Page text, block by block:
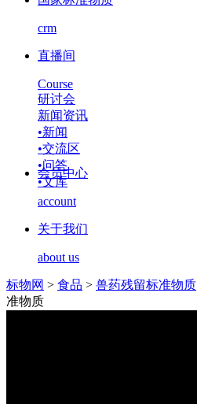
crm
直播间
Course
研讨会
新闻资讯
•新闻
•交流区
•问答
•文库
会员中心
account
关于我们
about us
标物网 > 食品 > 兽药残留标准物质
准物质